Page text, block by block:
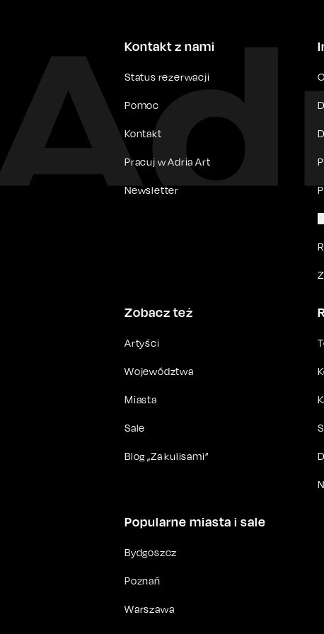
Kontakt z nami
Status rezerwacji
Pomoc
Kontakt
Pracuj w Adria Art
Newsletter
Zobacz też
Artyści
Województwa
Miasta
Sale
Blog „Za kulisami”
Popularne miasta i sale
Bydgoszcz
Poznań
Warszawa